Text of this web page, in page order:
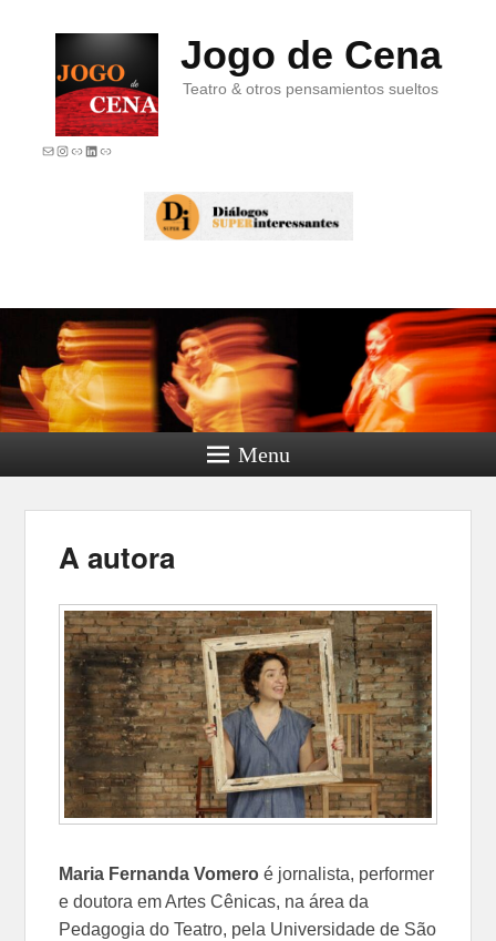
Jogo de Cena
Teatro & otros pensamientos sueltos
E-mailInstagram
LinkLinkedIn
Link
Menu
A autora
Maria Fernanda Vomero é jornalista, performer
e doutora em Artes Cênicas, na área da
Pedagogia do Teatro, pela Universidade de São